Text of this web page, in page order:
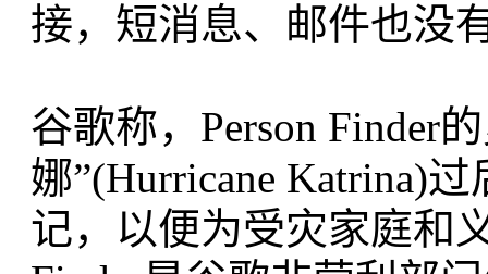
接，短消息、邮件也没
谷歌称，Person Finder
娜”(Hurricane Katrina)
记，以便为受灾家庭和